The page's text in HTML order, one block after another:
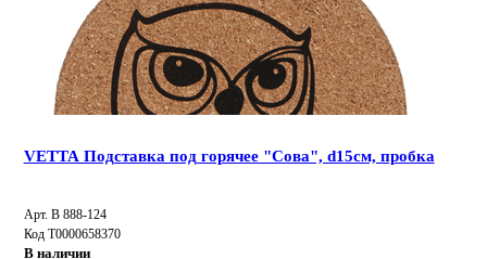
VETTA Подставка под горячее "Сова", d15см, пробка
Арт. B 888-124
Код Т0000658370
В наличии